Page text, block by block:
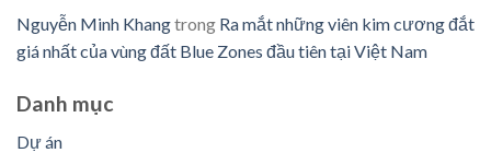
Nguyễn Minh Khangtrong Ra mắt những viên kim cương đắt
giá nhất của vùng đất Blue Zones đầu tiên tại Việt Nam
Danh mục
Dự án